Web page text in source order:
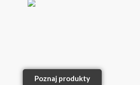
Poznaj produkty